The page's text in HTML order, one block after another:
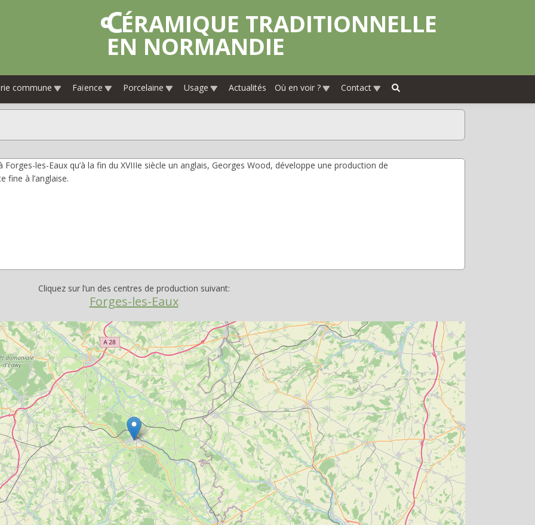
CÉRAMIQUE TRADITIONNELLE
EN NORMANDIE
commune Faïence Porcelaine Usage Actualités Où en voir ? Contact
Forges-les-Eaux qu’à la fin du XVIIIe siècle un anglais, Georges Wood, développe une production de
fine à l’anglaise.
Cliquez sur l’un des centres de production suivant:
Forges-les-Eaux